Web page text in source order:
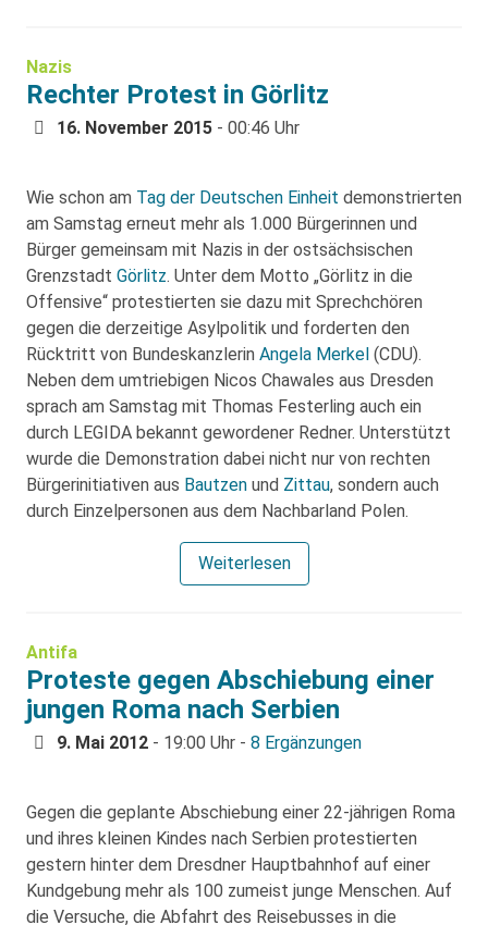
Nazis
Rechter Protest in Görlitz
16. November 2015 - 00:46 Uhr
Wie schon am Tag der Deutschen Einheit demonstrierten
am Samstag erneut mehr als 1.000 Bürgerinnen und
Bürger gemeinsam mit Nazis in der ostsächsischen
Grenzstadt Görlitz. Unter dem Motto „Görlitz in die
Offensive“ protestierten sie dazu mit Sprechchören
gegen die derzeitige Asylpolitik und forderten den
Rücktritt von Bundeskanzlerin Angela Merkel (CDU).
Neben dem umtriebigen Nicos Chawales aus Dresden
sprach am Samstag mit Thomas Festerling auch ein
durch LEGIDA bekannt gewordener Redner. Unterstützt
wurde die Demonstration dabei nicht nur von rechten
Bürgerinitiativen aus Bautzen und Zittau, sondern auch
durch Einzelpersonen aus dem Nachbarland Polen.
Weiterlesen
Antifa
Proteste gegen Abschiebung einer
jungen Roma nach Serbien
9. Mai 2012 - 19:00 Uhr - 8 Ergänzungen
Gegen die geplante Abschiebung einer 22-jährigen Roma
und ihres kleinen Kindes nach Serbien protestierten
gestern hinter dem Dresdner Hauptbahnhof auf einer
Kundgebung mehr als 100 zumeist junge Menschen. Auf
die Versuche, die Abfahrt des Reisebusses in die